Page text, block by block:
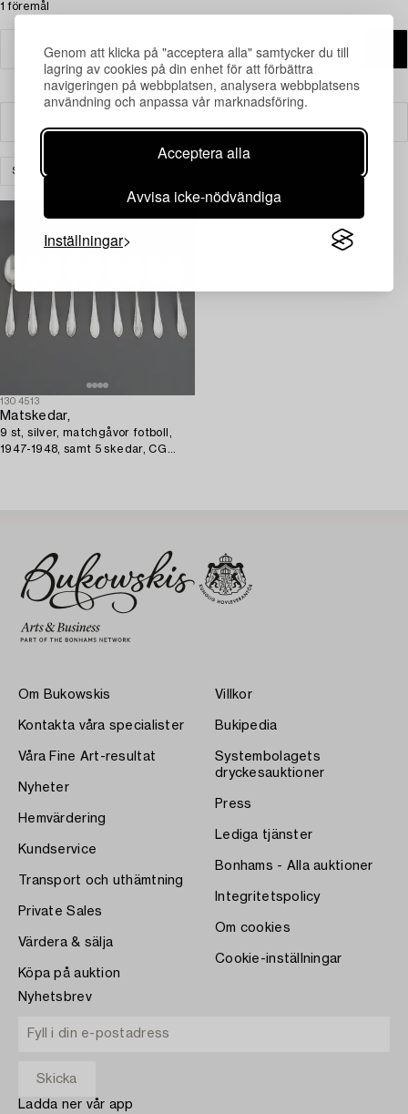
Genom att klicka på "acceptera alla" samtycker du till
lagring av cookies på din enhet för att förbättra
navigeringen på webbplatsen, analysera webbplatsens
användning och anpassa vår marknadsföring.
Acceptera alla
Avvisa icke-nödvändiga
Inställningar
1 föremål
SILVER
1304513
Matskedar,
9 st, silver, matchgåvor fotboll,
1947-1948, samt 5 skedar, CG
Om Bukowskis
Kontakta våra specialister
Våra Fine Art-resultat
Nyheter
Hemvärdering
Kundservice
Transport och uthämtning
Private Sales
Värdera & sälja
Köpa på auktion
Villkor
Bukipedia
Systembolagets
dryckesauktioner
Press
Lediga tjänster
Bonhams - Alla auktioner
Integritetspolicy
Om cookies
Cookie-inställningar
Nyhetsbrev
Ladda ner vår app